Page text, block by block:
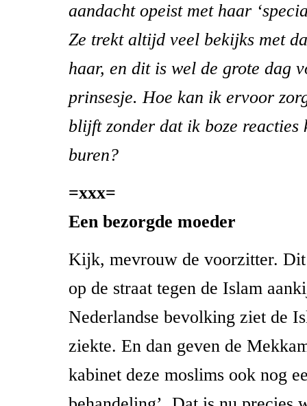
aandacht opeist met haar
Ze trekt altijd veel bekijks met
haar, en dit is wel de grote dag
prinsesje. Hoe kan ik ervoor
blijft zonder dat ik boze reacties
buren?
=xxx=
Een bezorgde moeder
Kijk, mevrouw de voorzitter. Dit
op de straat tegen de Islam
Nederlandse bevolking ziet de
ziekte. En dan geven de
kabinet deze moslims ook nog